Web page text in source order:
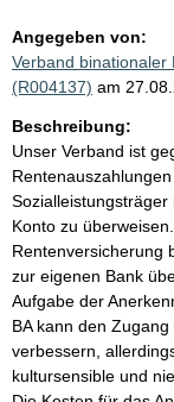
Angegeben von:
Verband binationaler
(R004137) am
Beschreibung:
Unser Verband ist
Konto zu
Rentenversicherung
zur eigenen Bank
Aufgabe der
BA kann den
verbessern,
kultursensible und